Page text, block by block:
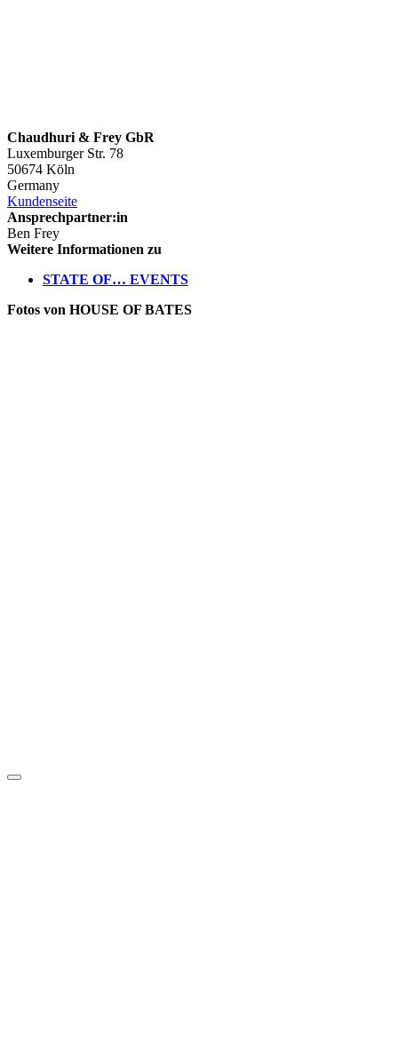
Chaudhuri & Frey GbR
Luxemburger Str. 78
50674 Köln
Germany
Kundenseite
Ansprechpartner:in
Ben Frey
Weitere Informationen zu
STATE OF… EVENTS
Fotos von HOUSE OF BATES